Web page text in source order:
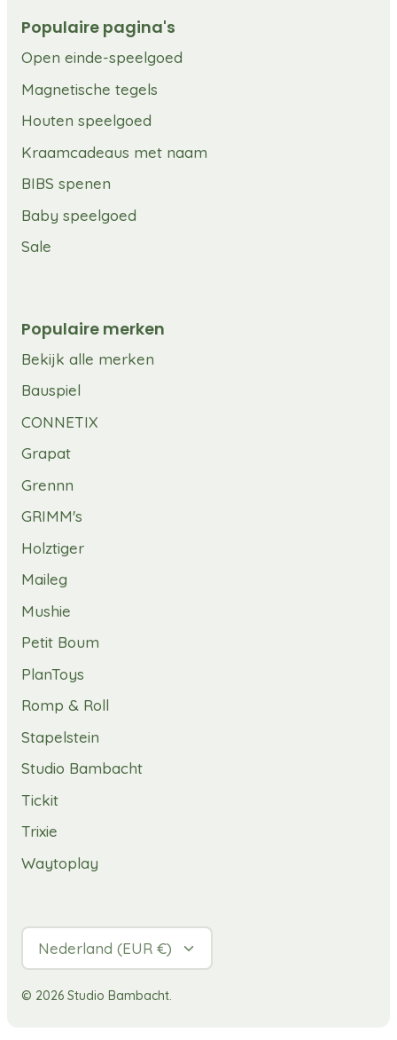
Populaire pagina's
Open einde-speelgoed
Magnetische tegels
Houten speelgoed
Kraamcadeaus met naam
BIBS spenen
Baby speelgoed
Sale
Populaire merken
Bekijk alle merken
Bauspiel
CONNETIX
Grapat
Grennn
GRIMM's
Holztiger
Maileg
Mushie
Petit Boum
PlanToys
Romp & Roll
Stapelstein
Studio Bambacht
Tickit
Trixie
Waytoplay
Valuta
Nederland (EUR €)
© 2026 Studio Bambacht.